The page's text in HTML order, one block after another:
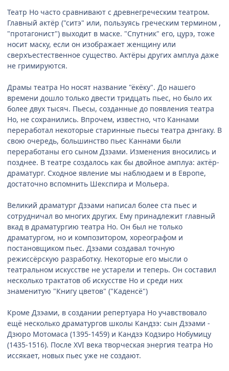
Театр Но часто сравнивают с древнегреческим театром.
Главный актёр ("ситэ" или, пользуясь греческим термином ,
"протагонист") выходит в маске. "Спутник" его, цурэ, тоже
носит маску, если он изображает женщину или
сверхъестественное существо. Актёры других амплуа даже
не гримируются.
Драмы театра Но носят название "ёкёку". До нашего
времени дошло только двести тридцать пьес, но было их
более двух тысяч. Пьесы, созданные до появления театра
Но, не сохранились. Впрочем, известно, что Каннами
переработал некоторые старинные пьесы театра дэнгаку. В
свою очередь, большинство пьес Каннами были
переработаны его сыном Дзэами. Изменения вносились и
позднее. В театре создалось как бы двойное амплуа: актёр-
драматург. Сходное явление мы наблюдаем и в Европе,
достаточно вспомнить Шекспира и Мольера.
Великий драматург Дзэами написал более ста пьес и
сотрудничал во многих других. Ему принадлежит главный
вкад в драматургию театра Но. Он был не только
драматургом, но и композитором, хореографом и
постановщиком пьес. Дзэами создавал точную
режиссёрскую разработку. Некоторые его мысли о
театральном искусстве не устарели и теперь. Он составил
несколько трактатов об искусстве Но и среди них
знаменитую "Книгу цветов" ("Каденсё")
Кроме Дзэами, в создании репертуара Но учавствовало
ещё несколько драматургов школы Кандзэ: сын Дзэами -
Дзюро Мотомаса (1395-1459) и Кандзэ Кодзиро Нобумицу
(1435-1516). После XVI века творческая энергия театра Но
иссякает, новых пьес уже не создают.